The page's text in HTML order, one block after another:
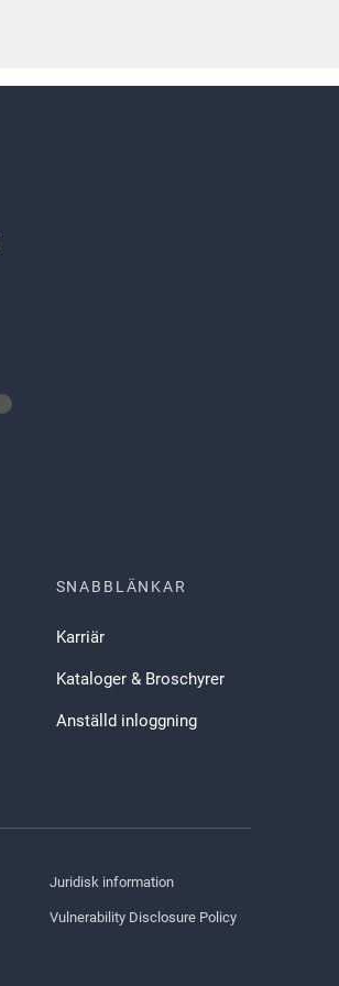
SNABBLÄNKAR
Karriär
Kataloger & Broschyrer
Anställd inloggning
Juridisk information
Vulnerability Disclosure Policy